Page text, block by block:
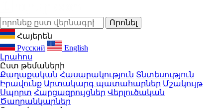
Հայերեն
Русский
English
Լրահոս
Ըստ թեմաների
Քաղաքական Հասարակություն Տնտեսություն
Իրավունք Արտակարգ պատահարներ Մշակույթ
Սպորտ Հարցազրույցներ Վերլուծական
Ծաղրանկարներ